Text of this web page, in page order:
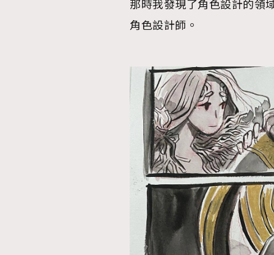
那時我發現了角色設計的領
角色設計師。